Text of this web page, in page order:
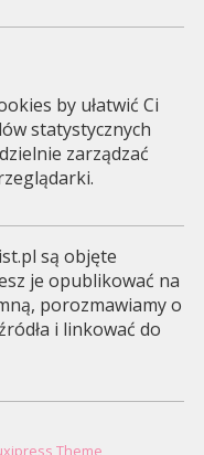
by ułatwić Ci
statystycznych
zarządzać
są objęte
je opublikować na
porozmawiamy o
i linkować do
Theme